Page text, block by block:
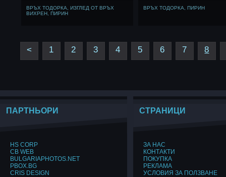
ВРЪХ ТОДОРКА, ИЗГЛЕД ОТ ВРЪХ
ВИХРЕН, ПИРИН
ВРЪХ ТОДОРКА, ПИРИН
< 1 2 3 4 5 6 7 8
ПАРТНЬОРИ
HS CORP
CB WEB
BULGARIAPHOTOS.NET
PBOX.BG
CRIS DESIGN
СТРАНИЦИ
ЗА НАС
КОНТАКТИ
ПОКУПКА
РЕКЛАМА
УСЛОВИЯ ЗА ПОЛЗВАНЕ